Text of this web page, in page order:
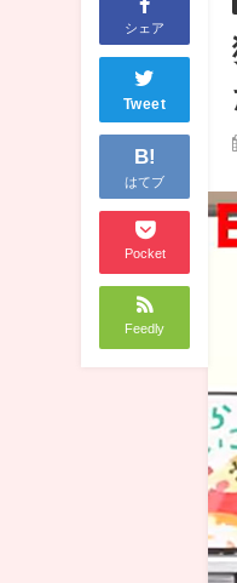
シェア
Tweet
B!
はてブ
Pocket
Feedly